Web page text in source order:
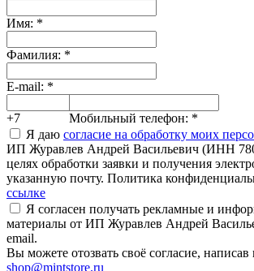
Имя: *
Фамилия: *
E-mail: *
+7 Мобильный телефон: *
Я даю согласие на обработку моих
ИП Журавлев Андрей Васильевич (ИНН
целях обработки заявки и получения
указанную почту. Политика
ссылке
Я согласен получать рекламные и
материалы от ИП Журавлев Андрей
email.
Вы можете отозвать своё согласие, написав
shop@mintstore.ru